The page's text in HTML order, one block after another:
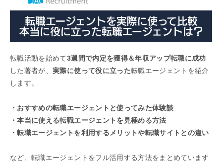
転職活動を始めて3週間で内定を獲得＆年収アップ転職に成功
した著者が、実際に使って役に立った転職エージェントを紹介
します。
・おすすめの転職エージェントと使ってみた体験談
・本当に使える転職エージェントを見極める方法
・転職エージェントを利用するメリットや転職サイトとの違い
など、転職エージェントをフル活用する方法をまとめています